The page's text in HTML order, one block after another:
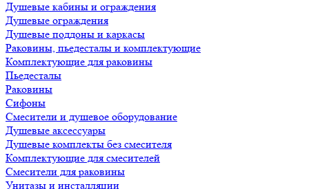
Душевые кабины и ограждения
Душевые ограждения
Душевые поддоны и каркасы
Раковины, пьедесталы и комплектующие
Комплектующие для раковины
Пьедесталы
Раковины
Сифоны
Смесители и душевое оборудование
Душевые аксессуары
Душевые комплекты без смесителя
Комплектующие для смесителей
Смесители для раковины
Унитазы и инсталляции